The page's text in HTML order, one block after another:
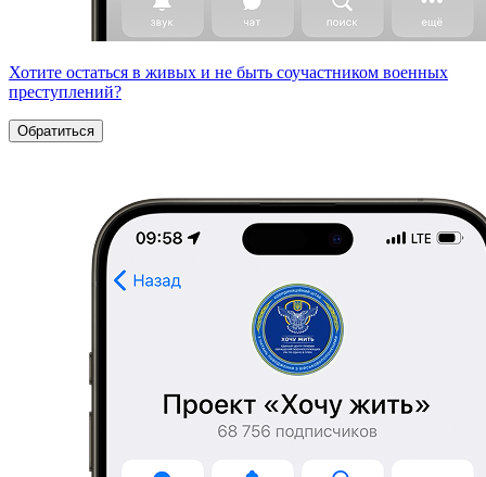
Хотите остаться в живых и не быть соучастником военных
преступлений?
Обратиться